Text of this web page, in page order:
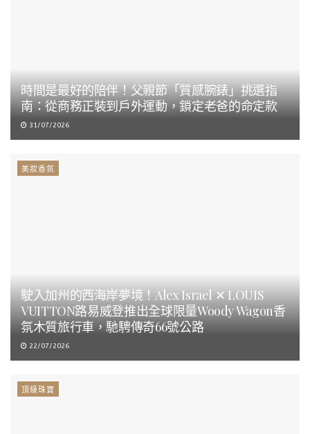
時間是最好的陪伴！父親節「質感腕錶」挑選指
南：從商務正裝到戶外運動，鎖定老爸的命定款
31/07/2026
美妝香氛
駛入加州的西海岸夢境！Alex Israel ✕ LOUIS
VUITTON路易威登推出全球限量Woody Wagon香
氛木質旅行車，馳騁傳奇66號公路
22/07/2026
頂級珠寶